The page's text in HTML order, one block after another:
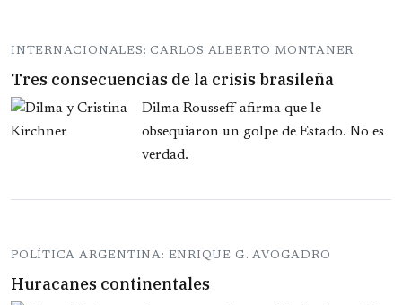
INTERNACIONALES: CARLOS ALBERTO MONTANER
Tres consecuencias de la crisis brasileña
Dilma Rousseff afirma que le
obsequiaron un golpe de Estado. No es
verdad.
POLÍTICA ARGENTINA: ENRIQUE G. AVOGADRO
Huracanes continentales